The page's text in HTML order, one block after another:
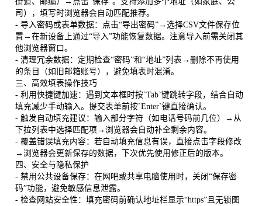
司），填写时浏览器会自动匹配推荐。
- 导入密码或表单数据：点击“导出密码”→选择CSV文件保存位
置→在新设备上通过“导入”功能恢复数据。注意导入前需关闭其
他浏览器窗口。
- 清理冗余数据：定期检查“密码”和“地址”列表→删除不再使用
的条目（如旧邮箱账号），避免填表时混淆。
三、高效填表操作技巧
- 利用快捷键加速：遇到文本框时按`Tab`键跳转字段，结合自动
填充减少手动输入。提交表单前按`Enter`键直接确认。
- 触发自动填充建议：输入部分字符（如电话号码前几位）→从
下拉列表中选择匹配项→浏览器会自动补全剩余内容。
- 覆盖错误填充内容：若自动填充信息有误，直接点击字段修改
→浏览器会更新保存的数据，下次优先使用修正后的版本。
四、安全与隐私保护
- 禁用公共设备保存：在网吧或共享电脑使用时，关闭“保存密
码”功能，避免敏感信息泄露。
- 检查网站安全性：填充密码前确认地址栏显示“https”且无锁图